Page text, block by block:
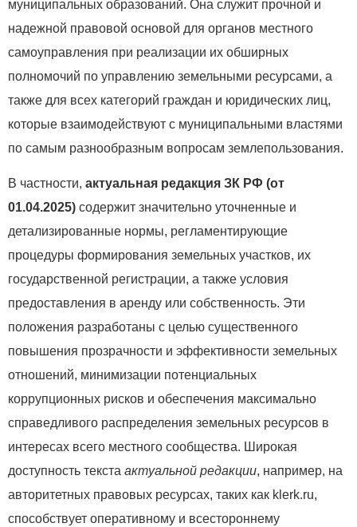
муниципальных образований. Она служит прочной и
надежной правовой основой для органов местного
самоуправления при реализации их обширных
полномочий по управлению земельными ресурсами, а
также для всех категорий граждан и юридических лиц,
которые взаимодействуют с муниципальными властями
по самым разнообразным вопросам землепользования.
В частности, актуальная редакция ЗК РФ (от
01.04.2025) содержит значительно уточненные и
детализированные нормы, регламентирующие
процедуры формирования земельных участков, их
государственной регистрации, а также условия
предоставления в аренду или собственность. Эти
положения разработаны с целью существенного
повышения прозрачности и эффективности земельных
отношений, минимизации потенциальных
коррупционных рисков и обеспечения максимально
справедливого распределения земельных ресурсов в
интересах всего местного сообщества. Широкая
доступность текста актуальной редакции, например, на
авторитетных правовых ресурсах, таких как klerk.ru,
способствует оперативному и всестороннему